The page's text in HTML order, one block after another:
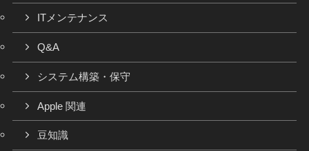
ITメンテナンス
Q&A
システム構築・保守
Apple 関連
豆知識